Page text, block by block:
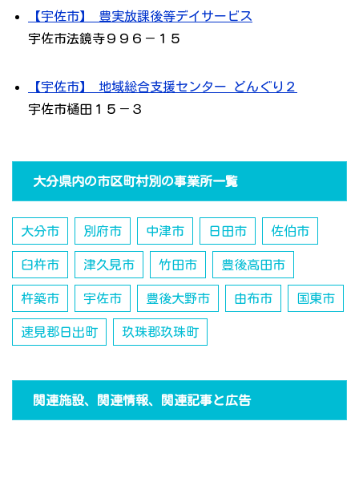
【宇佐市】 豊実放課後等デイサービス
宇佐市法鏡寺９９６－１５
【宇佐市】 地域総合支援センター どんぐり２
宇佐市樋田１５－３
大分県内の市区町村別の事業所一覧
大分市 別府市 中津市 日田市 佐伯市
臼杵市 津久見市 竹田市 豊後高田市
杵築市 宇佐市 豊後大野市 由布市 国東市
速見郡日出町 玖珠郡玖珠町
関連施設、関連情報、関連記事と広告